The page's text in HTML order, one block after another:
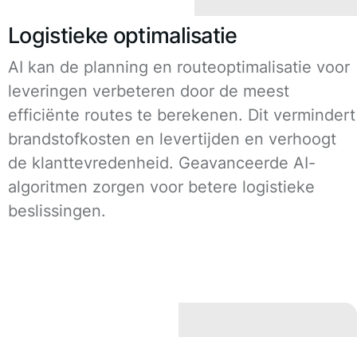
Logistieke optimalisatie
AI kan de planning en routeoptimalisatie voor
leveringen verbeteren door de meest
efficiënte routes te berekenen. Dit vermindert
brandstofkosten en levertijden en verhoogt
de klanttevredenheid. Geavanceerde AI-
algoritmen zorgen voor betere logistieke
beslissingen.